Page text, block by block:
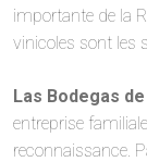
importante de la
vinicoles sont les
Las Bodegas
entreprise
reconnaissance.